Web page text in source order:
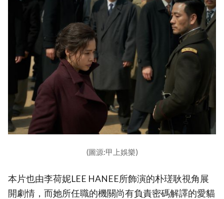
(圖源:甲上娛樂)
本片也由李荷妮LEE HANEE所飾演的朴瑳耿視角展
開劇情，而她所任職的機關尚有負責密碼解譯的愛貓